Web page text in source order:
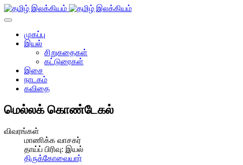
முகப்பு
இயல்
சிறுகதைகள்
கட்டுரைகள்
இசை
நாடகம்
கவிதை
மெல்லக் கொண்டேகல்
விவரங்கள்
மாணிக்க வாசகர்
தாய்ப் பிரிவு: இயல்
திருக்கோவையார்